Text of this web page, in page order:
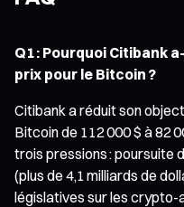
Q1 : Pourquoi Citibank
prix pour le Bitcoin ?
Citibank a réduit son
Bitcoin de 112 000 $ à 82
trois pressions : poursuite
(plus de 4,1 milliards de
législatives sur les